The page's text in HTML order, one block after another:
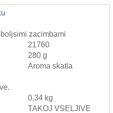
zacimbami
21760
280 g
Aroma skatla
0,34 kg
TAKOJ VSELJIVE